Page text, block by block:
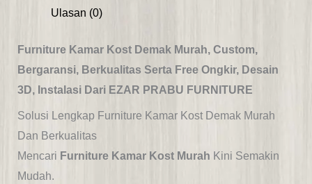
Ulasan (0)
Furniture Kamar Kost Demak Murah, Custom,
Bergaransi, Berkualitas Serta Free Ongkir, Desain
3D, Instalasi Dari EZAR PRABU FURNITURE
Solusi Lengkap Furniture Kamar Kost Demak Murah
Dan Berkualitas
Mencari Furniture Kamar Kost Murah Kini Semakin
Mudah.